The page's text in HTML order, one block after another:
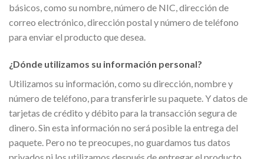
básicos, como su nombre, número de NIC, dirección de
correo electrónico, dirección postal y número de teléfono
para enviar el producto que desea.
¿Dónde utilizamos su información personal?
Utilizamos su información, como su dirección, nombre y
número de teléfono, para transferirle su paquete. Y datos de
tarjetas de crédito y débito para la transacción segura de
dinero. Sin esta información no será posible la entrega del
paquete. Pero no te preocupes, no guardamos tus datos